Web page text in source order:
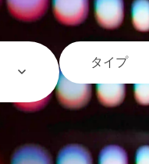
タイプ